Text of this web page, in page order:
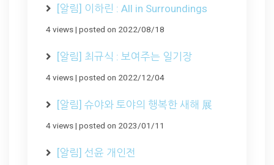
[알림] 이하린 : All in Surroundings
4 views| posted on 2022/08/18
[알림] 최규식 : 보여주는 일기장
4 views| posted on 2022/12/04
[알림] 슈야와 토야의 행복한 새해 展
4 views| posted on 2023/01/11
[알림] 선윤 개인전